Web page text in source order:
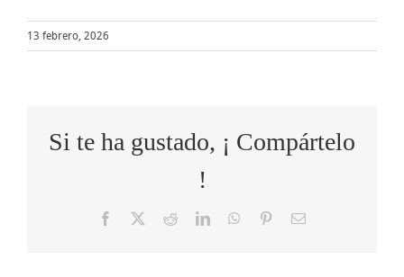
13 febrero, 2026
Si te ha gustado, ¡ Compártelo
!
Facebook RedditLinkedInWhatsApp
PinterestCorreo